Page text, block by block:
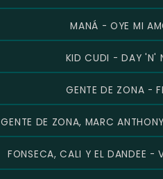
MANÁ - OYE MI
KID CUDI - DAY 'N'
GENTE DE ZONA -
GENTE DE ZONA, MARC
FONSECA, CALI Y EL DANDEE -